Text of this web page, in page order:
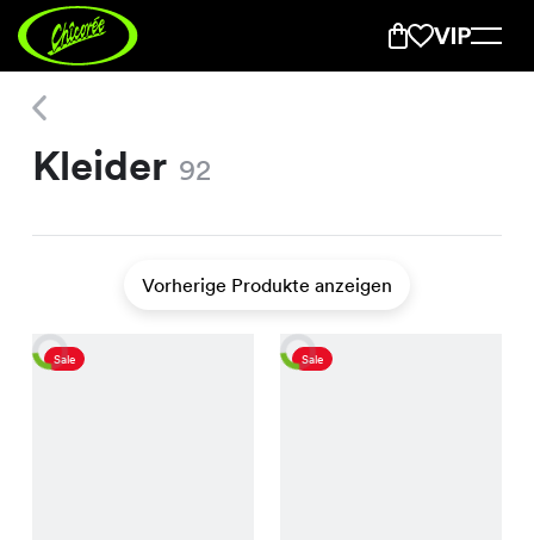
Kleider 92
Vorherige Produkte anzeigen
Sale Sale